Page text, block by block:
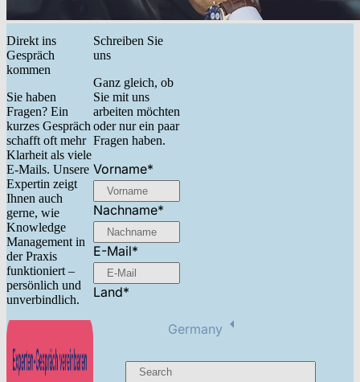
Direkt ins
Gespräch
kommen
Sie haben
Fragen? Ein
kurzes Gespräch
schafft oft mehr
Klarheit als viele
E-Mails. Unsere
Expertin zeigt
Ihnen auch
gerne, wie
Knowledge
Management in
der Praxis
funktioniert –
persönlich und
unverbindlich.
Schreiben Sie
uns
Ganz gleich, ob
Sie mit uns
arbeiten möchten
oder nur ein paar
Fragen haben.
Vorname*
Nachname*
E-Mail*
Land*
Germany